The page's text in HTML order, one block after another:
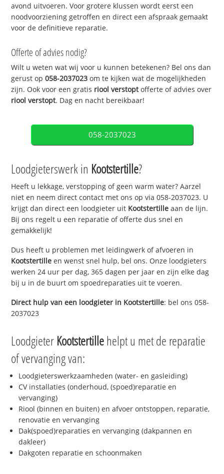
avond uitvoeren. Voor grotere klussen wordt eerst een
noodvoorziening getroffen en direct een afspraak gemaakt
voor de definitieve reparatie.
Offerte of advies nodig?
Wilt u weten wat wij voor u kunnen betekenen? Bel ons dan
gerust op058-2037023 om te kijken wat de mogelijkheden
zijn. Ook voor een gratis riool verstoptofferte of advies over
riool verstopt. Dag en nacht bereikbaar!
058-2037023
Loodgieterswerk in Kootstertille?
Heeft u lekkage, verstopping of geen warm water? Aarzel
niet en neem direct contact met ons op via 058-2037023. U
krijgt dan direct een loodgieter uit Kootstertille aan de lijn.
Bij ons regelt u een reparatie of offerte dus snel en
gemakkelijk!
Dus heeft u problemen met leidingwerk of afvoeren in
Kootstertille en wenst snel hulp, bel ons. Onze loodgieters
werken 24 uur per dag, 365 dagen per jaar en zijn elke dag
bij u in de buurt om spoedreparaties uit te voeren.
Direct hulp van een loodgieter in Kootstertille: bel ons 058-
2037023
Loodgieter Kootstertillehelpt u met de reparatie
of vervanging van:
Loodgieterswerkzaamheden (water- en gasleiding)
CV installaties (onderhoud, (spoed)reparatie en
vervanging)
Riool (binnen en buiten) en afvoer ontstoppen, reparatie,
renovatie en vervanging
Dak(spoed)reparaties en vervanging (dakpannen en
dakleer)
Dakgoten reparatie en schoonmaken